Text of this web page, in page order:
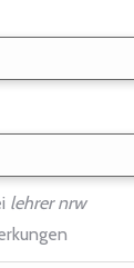
lehrer nrw